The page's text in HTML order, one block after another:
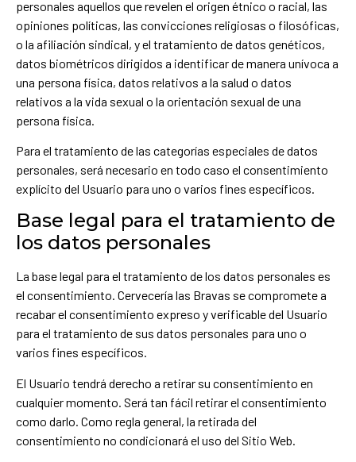
personales aquellos que revelen el origen étnico o racial, las
opiniones políticas, las convicciones religiosas o filosóficas,
o la afiliación sindical, y el tratamiento de datos genéticos,
datos biométricos dirigidos a identificar de manera unívoca a
una persona física, datos relativos a la salud o datos
relativos a la vida sexual o la orientación sexual de una
persona física.
Para el tratamiento de las categorías especiales de datos
personales, será necesario en todo caso el consentimiento
explícito del Usuario para uno o varios fines específicos.
Base legal para el tratamiento de
los datos personales
La base legal para el tratamiento de los datos personales es
el consentimiento. Cervecería las Bravas se compromete a
recabar el consentimiento expreso y verificable del Usuario
para el tratamiento de sus datos personales para uno o
varios fines específicos.
El Usuario tendrá derecho a retirar su consentimiento en
cualquier momento. Será tan fácil retirar el consentimiento
como darlo. Como regla general, la retirada del
consentimiento no condicionará el uso del Sitio Web.